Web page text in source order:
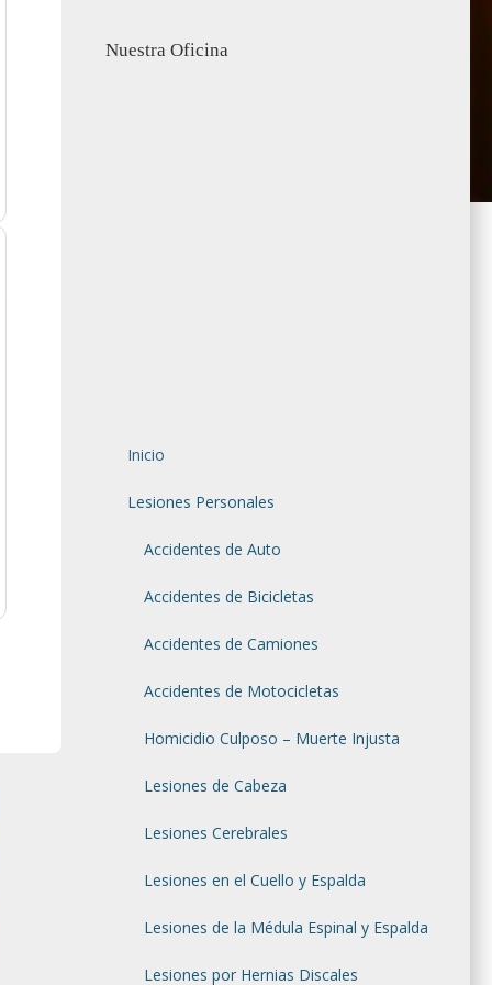
Nuestra Oficina
Inicio
Lesiones Personales
Accidentes de Auto
Accidentes de Bicicletas
Accidentes de Camiones
Accidentes de Motocicletas
Homicidio Culposo – Muerte Injusta
Lesiones de Cabeza
Lesiones Cerebrales
Lesiones en el Cuello y Espalda
Lesiones de la Médula Espinal y Espalda
Lesiones por Hernias Discales